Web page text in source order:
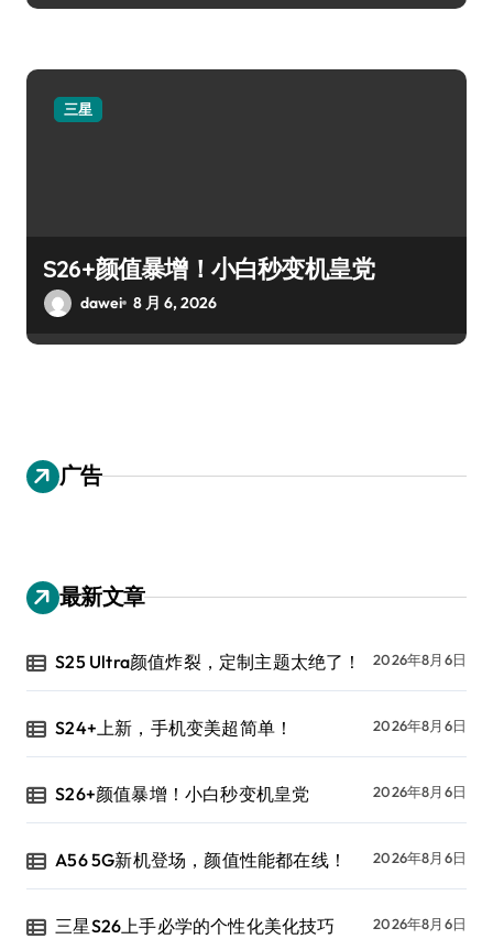
三星
S26+颜值暴增！小白秒变机皇党
dawei 8 月 6, 2026
广告
最新文章
S25 Ultra颜值炸裂，定制主题太绝了！ 2026年8月6日
S24+上新，手机变美超简单！ 2026年8月6日
S26+颜值暴增！小白秒变机皇党 2026年8月6日
A56 5G新机登场，颜值性能都在线！ 2026年8月6日
三星S26上手必学的个性化美化技巧 2026年8月6日